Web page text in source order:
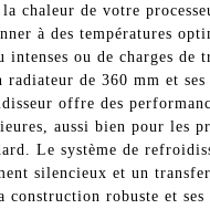
chaleur de votre
à des températures
intenses ou de charges de
radiateur de 360 ​​mm et
offre des
aussi bien pour les
Le système de
silencieux et un
construction robuste et ses